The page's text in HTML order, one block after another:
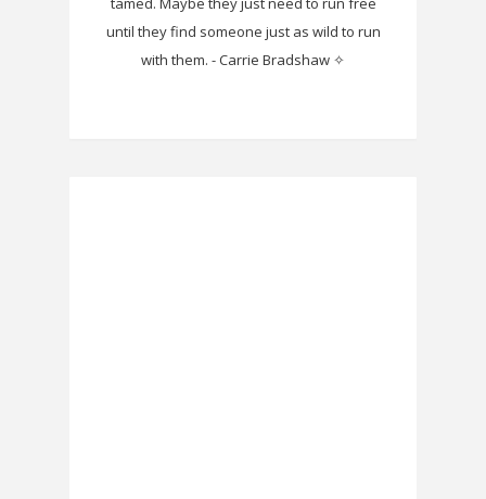
until they find someone just as wild to run
with them. - Carrie Bradshaw ✧